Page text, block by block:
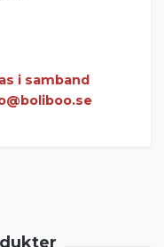
i samband